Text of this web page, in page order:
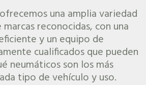
una amplia variedad
reconocidas, con una
y un equipo de
cualificados que pueden
neumáticos son los más
tipo de vehículo y uso.